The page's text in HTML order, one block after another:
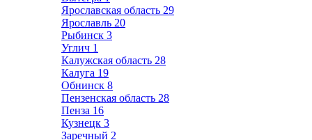
Ярославская область 29
Ярославль 20
Рыбинск 3
Углич 1
Калужская область 28
Калуга 19
Обнинск 8
Пензенская область 28
Пенза 16
Кузнецк 3
Заречный 2